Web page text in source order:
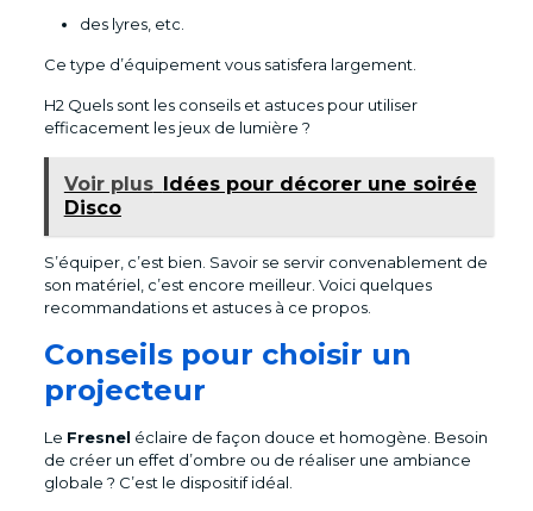
des lyres, etc.
Ce type d’équipement vous satisfera largement.
H2 Quels sont les conseils et astuces pour utiliser
efficacement les jeux de lumière ?
Voir plus Idées pour décorer une soirée
Disco
S’équiper, c’est bien. Savoir se servir convenablement de
son matériel, c’est encore meilleur. Voici quelques
recommandations et astuces à ce propos.
Conseils pour choisir un
projecteur
Le Fresnel éclaire de façon douce et homogène. Besoin
de créer un effet d’ombre ou de réaliser une ambiance
globale ? C’est le dispositif idéal.